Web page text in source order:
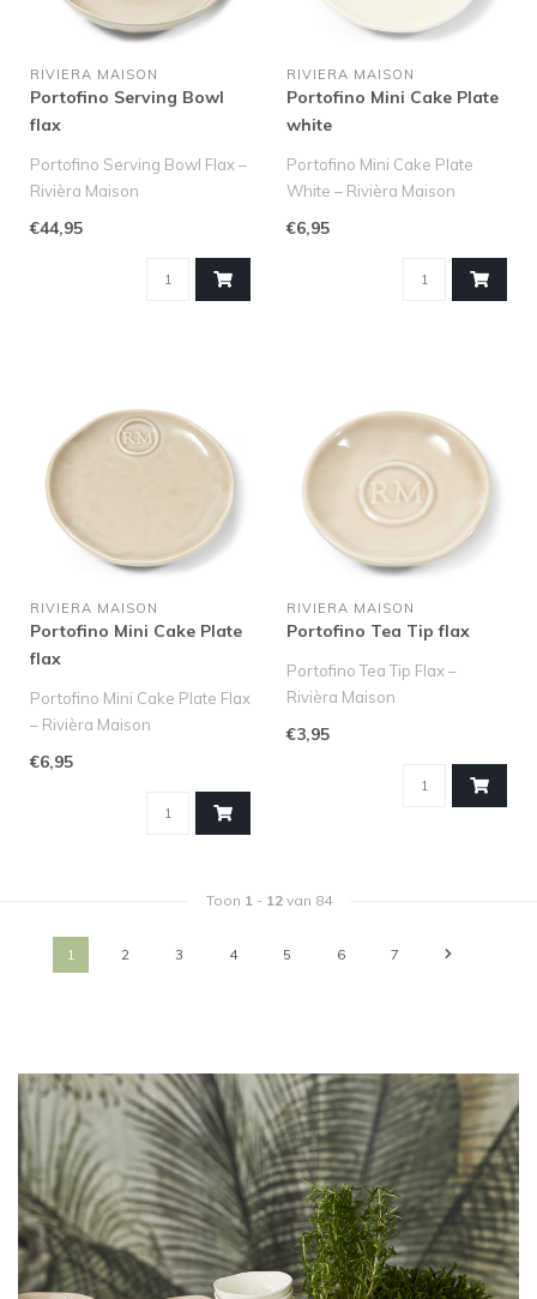
RIVIERA MAISON
Portofino Serving Bowl
flax
Portofino Serving Bowl Flax –
Rivièra Maison
€44,95
RIVIERA MAISON
Portofino Mini Cake Plate
white
Portofino Mini Cake Plate
White – Rivièra Maison
€6,95
RIVIERA MAISON
Portofino Mini Cake Plate
flax
Portofino Mini Cake Plate Flax
– Rivièra Maison
€6,95
RIVIERA MAISON
Portofino Tea Tip flax
Portofino Tea Tip Flax –
Rivièra Maison
€3,95
Toon 1- 12van 84
1 2 3 4 5 6 7